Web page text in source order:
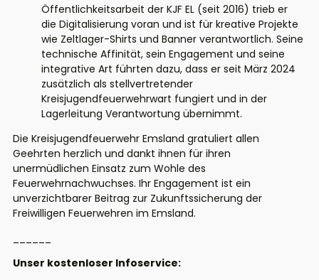
Öffentlichkeitsarbeit der KJF EL (seit 2016) trieb er
die Digitalisierung voran und ist für kreative Projekte
wie Zeltlager-Shirts und Banner verantwortlich. Seine
technische Affinität, sein Engagement und seine
integrative Art führten dazu, dass er seit März 2024
zusätzlich als stellvertretender
Kreisjugendfeuerwehrwart fungiert und in der
Lagerleitung Verantwortung übernimmt.
Die Kreisjugendfeuerwehr Emsland gratuliert allen
Geehrten herzlich und dankt ihnen für ihren
unermüdlichen Einsatz zum Wohle des
Feuerwehrnachwuchses. Ihr Engagement ist ein
unverzichtbarer Beitrag zur Zukunftssicherung der
Freiwilligen Feuerwehren im Emsland.
Unser kostenloser Infoservice: